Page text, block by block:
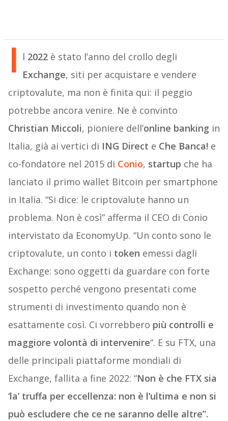
I l 2022è stato l’anno del crollo degli
Exchange, siti per acquistare e vendere
criptovalute, ma non è finita qui: il peggio
potrebbe ancora venire. Ne è convinto
Christian Miccoli, pioniere dell’online banking in
Italia, già ai vertici di ING Direct e Che Banca! e
co-fondatore nel 2015 di Conio, startup che ha
lanciato il primo wallet Bitcoin per smartphone
in Italia. “Si dice: le criptovalute hanno un
problema. Non è così” afferma il CEO di Conio
intervistato da EconomyUp. “Un conto sono le
criptovalute, un conto i token emessi dagli
Exchange: sono oggetti da guardare con forte
sospetto perché vengono presentati come
strumenti di investimento quando non è
esattamente così. Ci vorrebbero più controlli e
maggiore volontà di intervenire“. E su FTX, una
delle principali piattaforme mondiali di
Exchange, fallita a fine 2022: “Non è che FTX sia
‘la’ truffa per eccellenza: non è l’ultima e non si
può escludere che ce ne saranno delle altre”.